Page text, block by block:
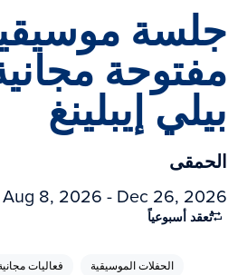
جلسة
مفتوحة
بيلي إيبلينغ
الحمقى
Aug 8, 2026 - Dec 26, 2026
تُعقد أسبوعياً
الحفلات الموسيقية فعاليات